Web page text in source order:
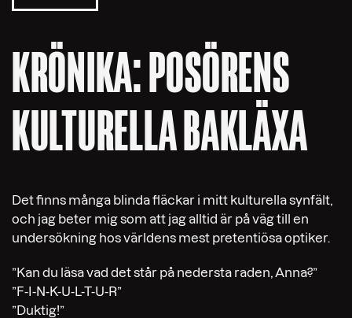
KRÖNIKA: POSÖRENS
KULTURELLA BAKLÄXA
Det finns många blinda fläckar i mitt kulturella synfält,
och jag beter mig som att jag alltid är på väg till en
undersökning hos världens mest pretentiösa optiker.
”Kan du läsa vad det står på nedersta raden, Anna?”
”F-I-N-K-U-L-T-U-R”
”Duktig!”